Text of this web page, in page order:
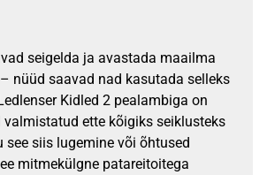
seigelda ja avastada maailma
nüüd saavad nad kasutada selleks
Kidled 2 pealambiga on
valmistatud ette kõigiks seiklusteks
see siis lugemine või õhtused
mitmekülgne patareitoitega